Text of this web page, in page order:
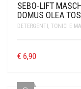
SEBO-LIFT
DOMUS OLEA
DETERGENTI, TONICI E
€ 6,90